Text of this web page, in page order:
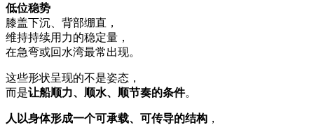
低位稳势
膝盖下沉、背部绷直，
维持持续用力的稳定量，
在急弯或回水湾最常出现。
这些形状呈现的不是姿态，
而是让船顺力、顺水、顺节奏的条件。
人以身体形成一个可承载、可传导的结构 ，